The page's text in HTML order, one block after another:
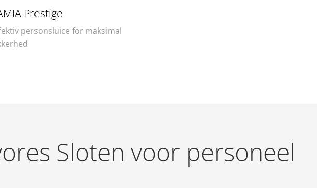
Prestige​
personsluice for maksimal
Sloten voor personeel